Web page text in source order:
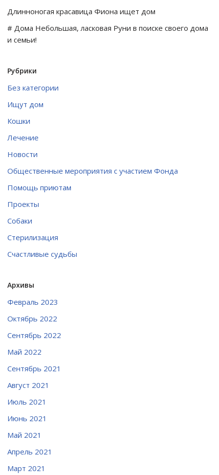
Длинноногая красавица Фиона ищет дом
# Дома Небольшая, ласковая Руни в поиске своего дома
и семьи!
Рубрики
Без категории
Ищут дом
Кошки
Лечение
Новости
Общественные мероприятия с участием Фонда
Помощь приютам
Проекты
Собаки
Стерилизация
Счастливые судьбы
Архивы
Февраль 2023
Октябрь 2022
Сентябрь 2022
Май 2022
Сентябрь 2021
Август 2021
Июль 2021
Июнь 2021
Май 2021
Апрель 2021
Март 2021